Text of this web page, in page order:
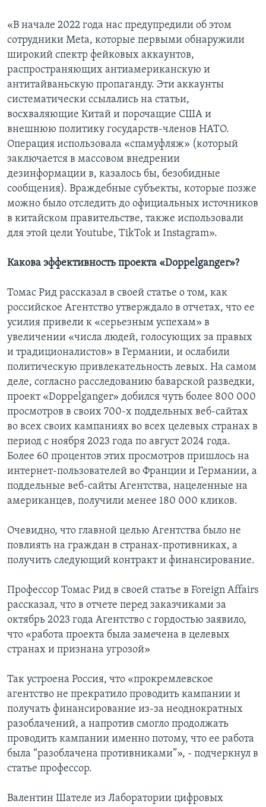
«В начале 2022 года нас предупредили об этом
сотрудники Meta, которые первыми обнаружили
широкий спектр фейковых аккаунтов,
распространяющих антиамериканскую и
антитайваньскую пропаганду. Эти аккаунты
систематически ссылались на статьи,
восхваляющие Китай и порочащие США и
внешнюю политику государств-членов НАТО.
Операция использовала «спамуфляж» (который
заключается в массовом внедрении
дезинформации в, казалось бы, безобидные
сообщения). Враждебные субъекты, которые позже
можно было отследить до официальных источников
в китайском правительстве, также использовали
для этой цели Youtube, TikTok и Instagram».
Какова эффективность проекта «Doppelganger»?
Томас Рид рассказал в своей статье о том, как
российское Агентство утверждало в отчетах, что ее
усилия привели к «серьезным успехам» в
увеличении «числа людей, голосующих за правых
и традиционалистов» в Германии, и ослабили
политическую привлекательность левых. На самом
деле, согласно расследованию баварской разведки,
проект «Doppelganger» добился чуть более 800 000
просмотров в своих 700-х поддельных веб-сайтах
во всех своих кампаниях во всех целевых странах в
период с ноября 2023 года по август 2024 года.
Более 60 процентов этих просмотров пришлось на
интернет-пользователей во Франции и Германии, а
поддельные веб-сайты Агентства, нацеленные на
американцев, получили менее 180 000 кликов.
Очевидно, что главной целью Агентства было не
повлиять на граждан в странах-противниках, а
получить следующий контракт и финансирование.
Профессор Томас Рид в своей статье в Foreign Affairs
рассказал, что в отчете перед заказчиками за
октябрь 2023 года Агентство с гордостью заявило,
что «работа проекта была замечена в целевых
странах и признана угрозой»
Так устроена Россия, что «прокремлевское
агентство не прекратило проводить кампании и
получать финансирование из-за неоднократных
разоблачений, а напротив смогло продолжать
проводить кампании именно потому, что ее работа
была “разоблачена противниками”», - подчеркнул в
статье профессор.
Валентин Шателе из Лаборатории цифровых